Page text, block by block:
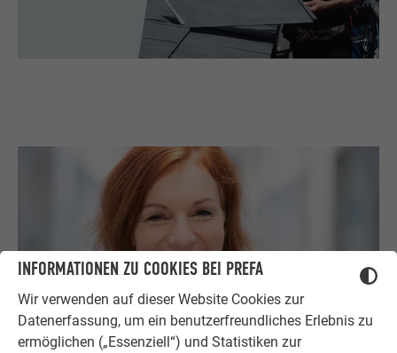
INFORMATIONEN ZU COOKIES BEI PREFA
Wir verwenden auf dieser Website Cookies zur
Datenerfassung, um ein benutzerfreundliches Erlebnis zu
ermöglichen („Essenziell“) und Statistiken zur